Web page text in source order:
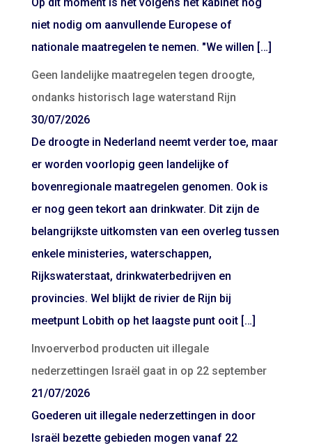
niet nodig om aanvullende Europese of
nationale maatregelen te nemen. "We willen […]
Geen landelijke maatregelen tegen droogte,
ondanks historisch lage waterstand Rijn
30/07/2026
De droogte in Nederland neemt verder toe, maar
er worden voorlopig geen landelijke of
bovenregionale maatregelen genomen. Ook is
er nog geen tekort aan drinkwater. Dit zijn de
belangrijkste uitkomsten van een overleg tussen
enkele ministeries, waterschappen,
Rijkswaterstaat, drinkwaterbedrijven en
provincies. Wel blijkt de rivier de Rijn bij
meetpunt Lobith op het laagste punt ooit […]
Invoerverbod producten uit illegale
nederzettingen Israël gaat in op 22 september
21/07/2026
Goederen uit illegale nederzettingen in door
Israël bezette gebieden mogen vanaf 22